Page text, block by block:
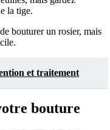
la tige.
bouturer un rosier, mais
et traitement
bouture